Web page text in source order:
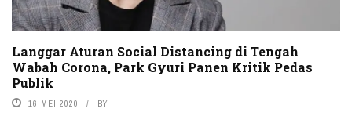
Langgar Aturan Social Distancing di Tengah
Wabah Corona, Park Gyuri Panen Kritik Pedas
Publik
16 MEI 2020 BY